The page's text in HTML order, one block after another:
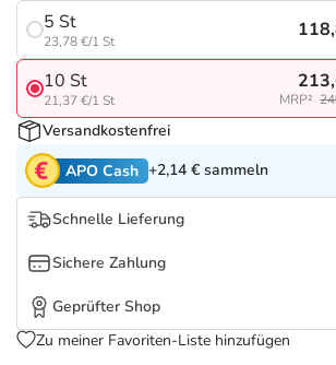
Tierapotheke
Vitamine & Mineralstoffe
Marken
Salus Deals
5 St
23,78 €/1 St
10 St
21,37 €/1 St MRP²
Versandkostenfrei
APO Cash +2,14 € sammeln
Schnelle Lieferung
Sichere Zahlung
Geprüfter Shop
Zu meiner Favoriten-Liste hinzufügen